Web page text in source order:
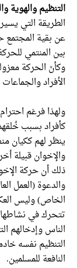
التنظيم والهوية
الطريقة التي
عن بقية
بين المنتمي
وكأنَ الحركة
الأفراد
ولهذا فرغم
كأفراد بسبب
ينظر لهم ككيان
والإخوان قبيلة
ذلك أن حركة
والدعوة (العمل
الخاص) وليس
تتحرك في
الناس وإدخالهم
التنظيم نفسه
النافعة للمسلمين.